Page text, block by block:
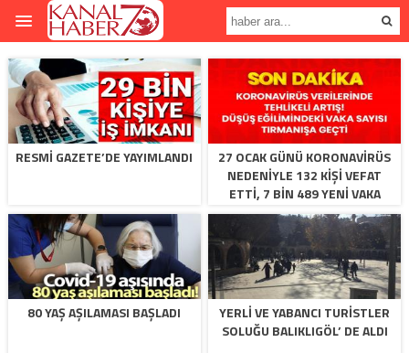
RESMI GAZETE’DE YAYIMLANDI
27 OCAK GÜNÜ KORONAVIRÜS
NEDENIYLE 132 KIŞI VEFAT
ETTI, 7 BIN 489 YENI VAKA
TESPIT EDILDI
80 YAŞ AŞILAMASI BAŞLADI
YERLI VE YABANCI TURISTLER
SOLUĞU BALIKLIGÖL’ DE ALDI